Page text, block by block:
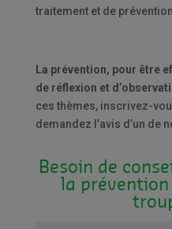
traitement et de
La prévention, pour être
de réflexion et
ces thèmes, inscrivez-
demandez l’avis d’un de
Besoin de
la